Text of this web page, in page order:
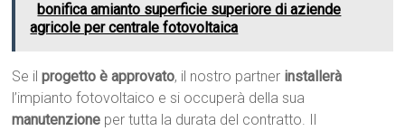
bonifica amianto superficie superiore di aziende
agricole per centrale fotovoltaica
Se ilprogetto è approvato, il nostro partner installerà
l’impianto fotovoltaico e si occuperà della sua
manutenzione per tutta la durata del contratto. Il